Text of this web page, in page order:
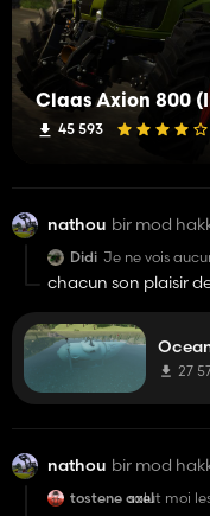
Claas Axion 800
45 593
nathou bir mod
Didi Je ne vois
abuser non plus
chacun son plaisir
27
nathou bir mod
tostene axelsalut moi